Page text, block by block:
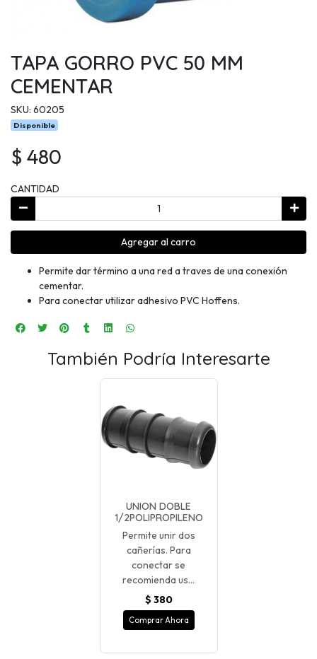
TAPA GORRO PVC 50 MM
CEMENTAR
SKU: 60205
Disponible
$ 480
CANTIDAD
Agregar al carro
Permite dar término a una red a traves de una conexión
cementar.
Para conectar utilizar adhesivo PVC Hoffens.
También Podría Interesarte
UNION DOBLE
1/2POLIPROPILENO
Permite unir dos
cañerías. Para
conectar se
recomienda us...
$ 380
Comprar Ahora